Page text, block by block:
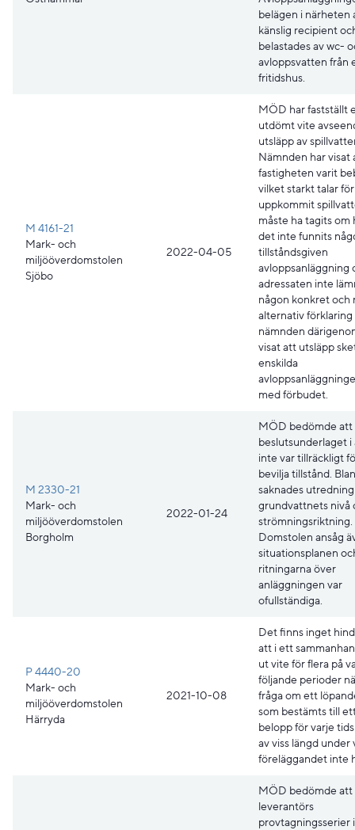
belägen i närheten
känslig recipient
belastades av wc-
avloppsvatten från
fritidshus.
M 4161-21
Mark- och
miljööverdomstolen
Sjöbo
2022-04-05
MÖD har fastställt
utdömt vite
utsläpp av
Nämnden har visat
fastigheten varit
vilket starkt talar
uppkommit
måste ha tagits om
det inte funnits
tillståndsgiven
avloppsanläggning
adressaten inte
någon konkret och
alternativ förklaring
nämnden
visat att utsläpp
enskilda
med förbudet.
M 2330-21
Mark- och
miljööverdomstolen
Borgholm
2022-01-24
MÖD bedömde att
beslutsunderlaget
inte var tillräckligt
bevilja tillstånd.
saknades
grundvattnets nivå
strömningsriktning.
Domstolen ansåg
situationsplanen
ritningarna över
anläggningen var
ofullständiga.
P 4440-20
Mark- och
miljööverdomstolen
Härryda
2021-10-08
Det finns inget
att i ett
ut vite för flera på
följande perioder
fråga om ett
som bestämts till
belopp för varje
av viss längd under
föreläggandet inte
MÖD bedömde att
leverantörs
provtagningsserier